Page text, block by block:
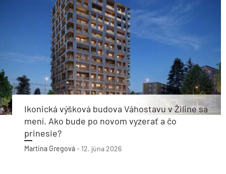
Ikonická výšková budova Váhostavu v Žiline sa
mení. Ako bude po novom vyzerať a čo
prinesie?
Martina Gregová- 12. júna 2026